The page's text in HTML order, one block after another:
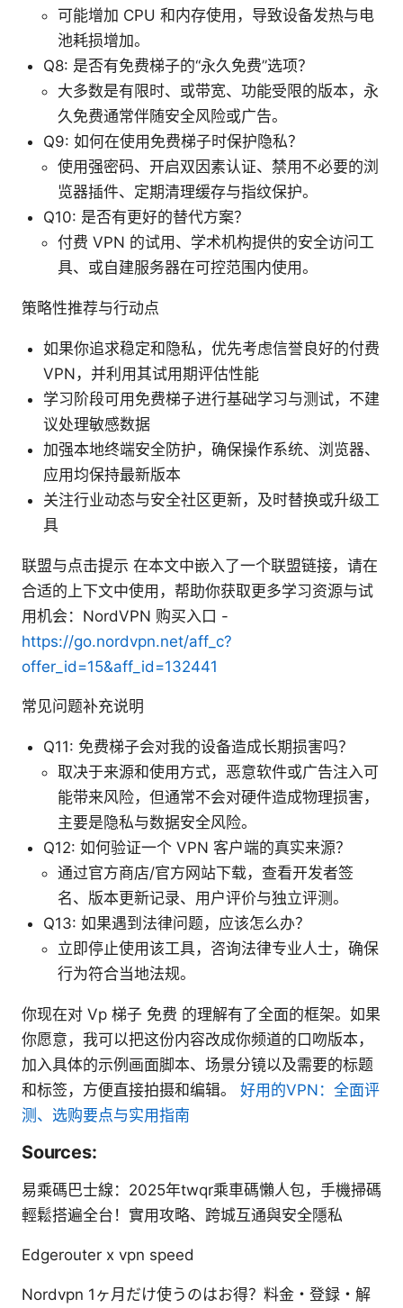
可能增加 CPU 和内存使用，导致设备发热与电
池耗损增加。
Q8: 是否有免费梯子的“永久免费”选项？
大多数是有限时、或带宽、功能受限的版本，永
久免费通常伴随安全风险或广告。
Q9: 如何在使用免费梯子时保护隐私？
使用强密码、开启双因素认证、禁用不必要的浏
览器插件、定期清理缓存与指纹保护。
Q10: 是否有更好的替代方案？
付费 VPN 的试用、学术机构提供的安全访问工
具、或自建服务器在可控范围内使用。
策略性推荐与行动点
如果你追求稳定和隐私，优先考虑信誉良好的付费
VPN，并利用其试用期评估性能
学习阶段可用免费梯子进行基础学习与测试，不建
议处理敏感数据
加强本地终端安全防护，确保操作系统、浏览器、
应用均保持最新版本
关注行业动态与安全社区更新，及时替换或升级工
具
联盟与点击提示 在本文中嵌入了一个联盟链接，请在
合适的上下文中使用，帮助你获取更多学习资源与试
用机会：NordVPN 购买入口 -
https://go.nordvpn.net/aff_c?
offer_id=15&aff_id=132441
常见问题补充说明
Q11: 免费梯子会对我的设备造成长期损害吗？
取决于来源和使用方式，恶意软件或广告注入可
能带来风险，但通常不会对硬件造成物理损害，
主要是隐私与数据安全风险。
Q12: 如何验证一个 VPN 客户端的真实来源？
通过官方商店/官方网站下载，查看开发者签
名、版本更新记录、用户评价与独立评测。
Q13: 如果遇到法律问题，应该怎么办？
立即停止使用该工具，咨询法律专业人士，确保
行为符合当地法规。
你现在对 Vp 梯子 免费 的理解有了全面的框架。如果
你愿意，我可以把这份内容改成你频道的口吻版本，
加入具体的示例画面脚本、场景分镜以及需要的标题
和标签，方便直接拍摄和编辑。 好用的VPN：全面评
测、选购要点与实用指南
Sources:
易乘碼巴士線：2025年twqr乘車碼懶人包，手機掃碼
輕鬆搭遍全台！實用攻略、跨城互通與安全隱私
Edgerouter x vpn speed
Nordvpn 1ヶ月だけ使うのはお得？料金・登録・解